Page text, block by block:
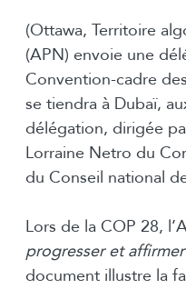
(Ottawa, Territoire
(APN) envoie une
Convention-cadre
se tiendra à Dubaï,
délégation, dirigée
Lorraine Netro du
du Conseil national
Lors de la COP 28,
progresser et
document illustre la